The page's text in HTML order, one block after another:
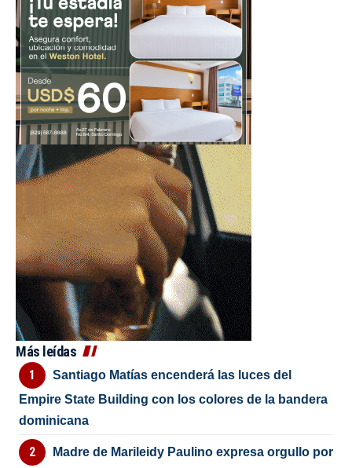
Más leídas
Santiago Matías encenderá las luces del
Empire State Building con los colores de la bandera
dominicana
Madre de Marileidy Paulino expresa orgullo por